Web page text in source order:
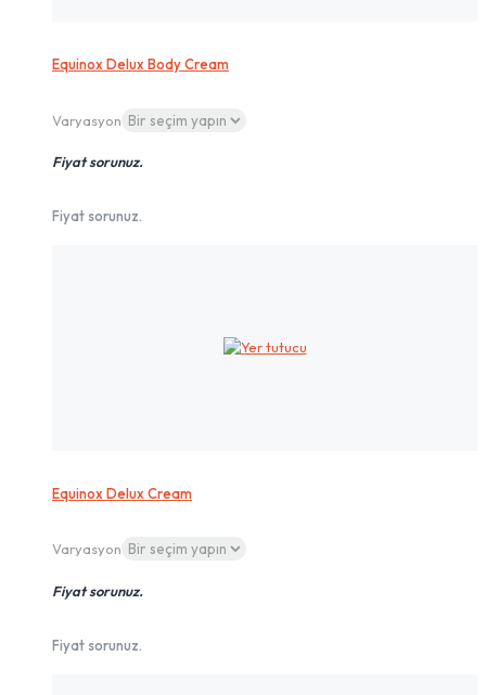
Equinox Delux Body Cream
Varyasyon
Fiyat sorunuz.
Fiyat sorunuz.
Equinox Delux Cream
Varyasyon
Fiyat sorunuz.
Fiyat sorunuz.